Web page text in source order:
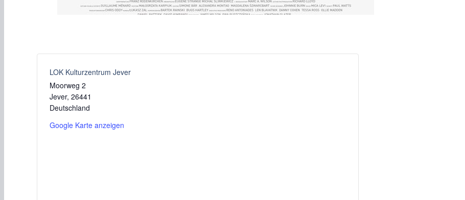
LOK Kulturzentrum Jever
Moorweg 2
Jever, 26441
Deutschland
Google Karte anzeigen